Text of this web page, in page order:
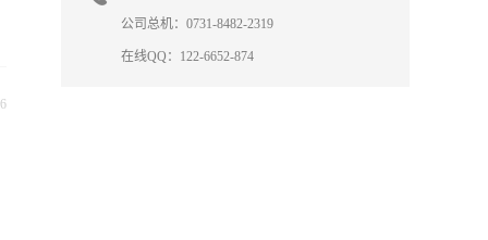
公司总机：0731-8482-2319
在线QQ：122-6652-874